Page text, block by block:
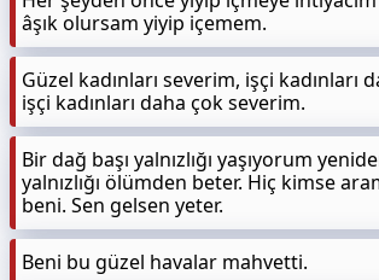
âşık olursam yiyip içemem.
Güzel kadınları severim, işçi kadınları
işçi kadınları daha çok severim.
Bir dağ başı yalnızlığı yaşıyorum
yalnızlığı ölümden beter. Hiç kimse
beni. Sen gelsen yeter.
Beni bu güzel havalar mahvetti.